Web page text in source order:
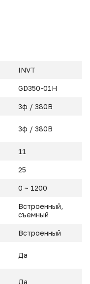
INVT
GD350-01H
3ф / 380В
3ф / 380В
11
25
0 ~ 1200
Встроенный,
съемный
Встроенный
Да
Да